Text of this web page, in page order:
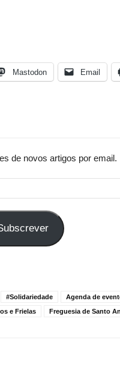
Mastodon Email
de novos artigos por email.
#Solidariedade Agenda de
e Frielas
Freguesia de Santo